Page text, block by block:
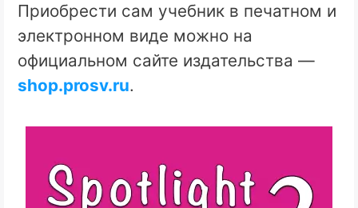
Приобрести сам учебник в печатном и
электронном виде можно на
официальном сайте издательства —
shop.prosv.ru.